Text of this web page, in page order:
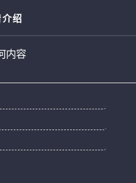
绍
内容